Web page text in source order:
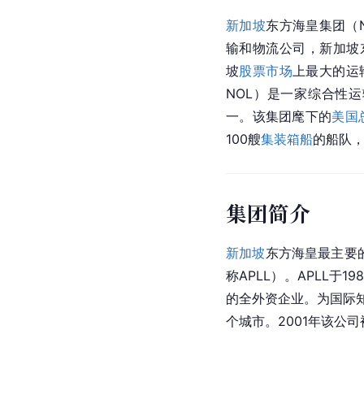
新加坡东方海皇集团
输和物流公司，新加
坡股票市场 上最大的
NOL）是一家综合性
一。该集团麾下的美国
100艘集装箱船的船队
集团简介
新加坡东方海皇最主要
称APLL）。APLL于
的全外资企业。为国际
个城市。2001年该公